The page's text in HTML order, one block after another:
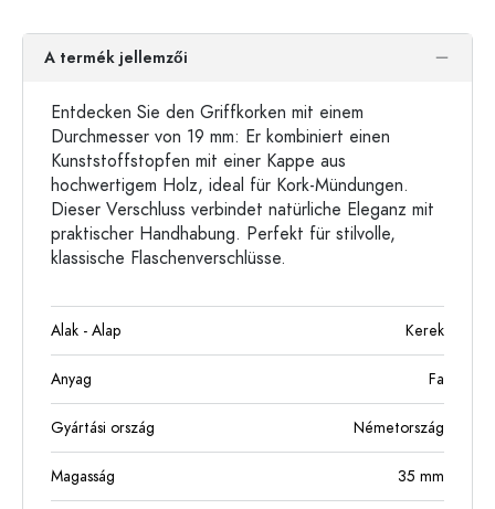
A termék jellemzői
Entdecken Sie den Griffkorken mit einem
Durchmesser von 19 mm: Er kombiniert einen
Kunststoffstopfen mit einer Kappe aus
hochwertigem Holz, ideal für Kork-Mündungen.
Dieser Verschluss verbindet natürliche Eleganz mit
praktischer Handhabung. Perfekt für stilvolle,
klassische Flaschenverschlüsse.
Alak - Alap Kerek
Anyag Fa
Gyártási ország Németország
Magasság 35 mm